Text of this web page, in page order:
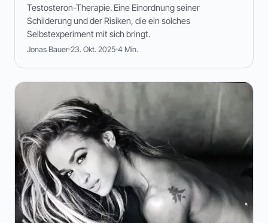
Testosteron-Therapie. Eine Einordnung seiner
Schilderung und der Risiken, die ein solches
Selbstexperiment mit sich bringt.
Jonas Bauer 23. Okt. 2025 4 Min.